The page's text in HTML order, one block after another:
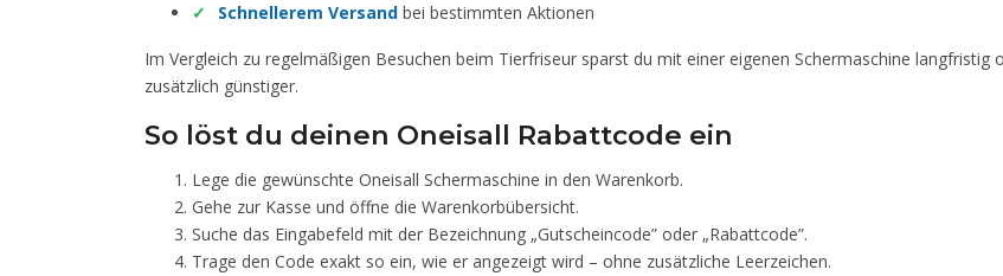
Schnellerem Versand bei bestimmten Aktionen
Im Vergleich zu regelmäßigen Besuchen beim Tierfriseur sparst du mit einer eigenen Schermaschine
zusätzlich günstiger.
So löst du deinen Oneisall Rabattcode ein
Lege die gewünschte Oneisall Schermaschine in den Warenkorb.
Gehe zur Kasse und öffne die Warenkorbübersicht.
Suche das Eingabefeld mit der Bezeichnung „Gutscheincode” oder „Rabattcode”.
Trage den Code exakt so ein, wie er angezeigt wird – ohne zusätzliche Leerzeichen.